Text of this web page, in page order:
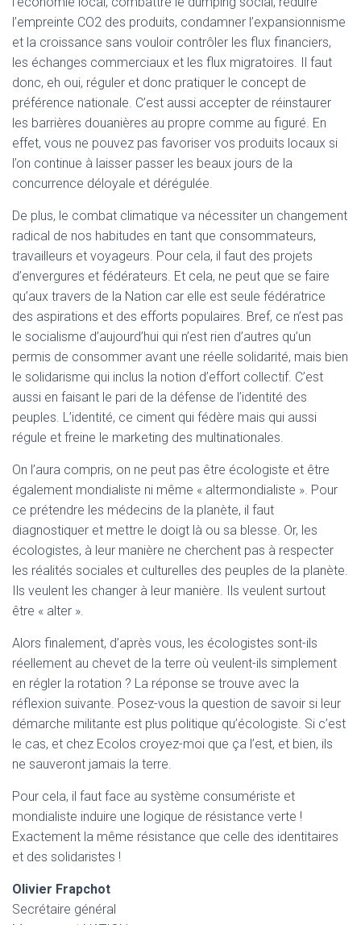
l’empreinte CO2 des produits, condamner l’expansionnisme
et la croissance sans vouloir contrôler les flux financiers,
les échanges commerciaux et les flux migratoires. Il faut
donc, eh oui, réguler et donc pratiquer le concept de
préférence nationale. C’est aussi accepter de réinstaurer
les barrières douanières au propre comme au figuré. En
effet, vous ne pouvez pas favoriser vos produits locaux si
l’on continue à laisser passer les beaux jours de la
concurrence déloyale et dérégulée.
De plus, le combat climatique va nécessiter un changement
radical de nos habitudes en tant que consommateurs,
travailleurs et voyageurs. Pour cela, il faut des projets
d’envergures et fédérateurs. Et cela, ne peut que se faire
qu’aux travers de la Nation car elle est seule fédératrice
des aspirations et des efforts populaires. Bref, ce n’est pas
le socialisme d’aujourd’hui qui n’est rien d’autres qu’un
permis de consommer avant une réelle solidarité, mais bien
le solidarisme qui inclus la notion d’effort collectif. C’est
aussi en faisant le pari de la défense de l’identité des
peuples. L’identité, ce ciment qui fédère mais qui aussi
régule et freine le marketing des multinationales.
On l’aura compris, on ne peut pas être écologiste et être
également mondialiste ni même « altermondialiste ». Pour
ce prétendre les médecins de la planète, il faut
diagnostiquer et mettre le doigt là ou sa blesse. Or, les
écologistes, à leur manière ne cherchent pas à respecter
les réalités sociales et culturelles des peuples de la planète.
Ils veulent les changer à leur manière. Ils veulent surtout
être « alter ».
Alors finalement, d’après vous, les écologistes sont-ils
réellement au chevet de la terre où veulent-ils simplement
en régler la rotation ? La réponse se trouve avec la
réflexion suivante. Posez-vous la question de savoir si leur
démarche militante est plus politique qu’écologiste. Si c’est
le cas, et chez Ecolos croyez-moi que ça l’est, et bien, ils
ne sauveront jamais la terre.
Pour cela, il faut face au système consumériste et
mondialiste induire une logique de résistance verte !
Exactement la même résistance que celle des identitaires
et des solidaristes !
Olivier Frapchot
Secrétaire général